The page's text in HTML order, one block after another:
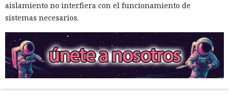
aislamiento no interfiera con el funcionamiento de
sistemas necesarios.